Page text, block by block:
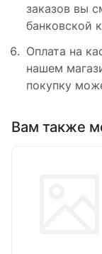
заказов вы
банковской
Оплата на
нашем
покупку
Вам также